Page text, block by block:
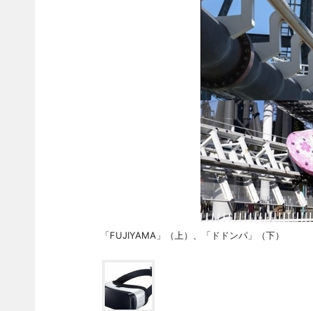
「FUJIYAMA」（上）、「ドドンパ」（下）